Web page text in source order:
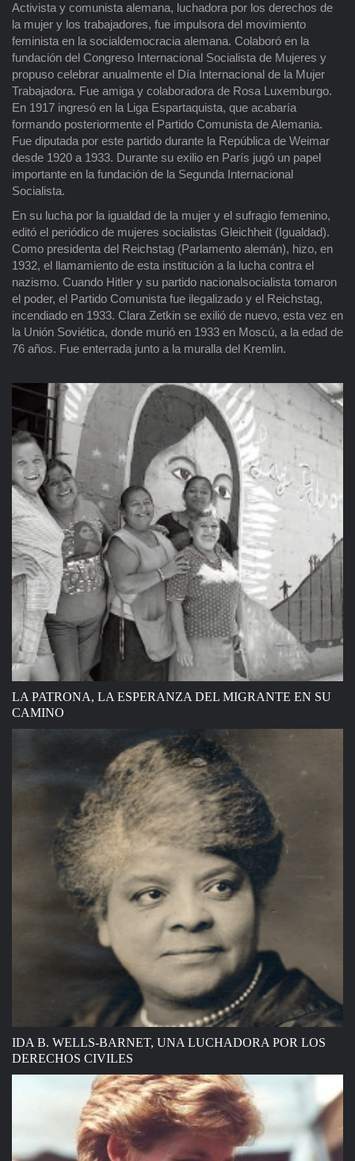
Activista y comunista alemana, luchadora por los derechos de
la mujer y los trabajadores, fue impulsora del movimiento
feminista en la socialdemocracia alemana. Colaboró en la
fundación del Congreso Internacional Socialista de Mujeres y
propuso celebrar anualmente el Día Internacional de la Mujer
Trabajadora. Fue amiga y colaboradora de Rosa Luxemburgo.
En 1917 ingresó en la Liga Espartaquista, que acabaría
formando posteriormente el Partido Comunista de Alemania.
Fue diputada por este partido durante la República de Weimar
desde 1920 a 1933. Durante su exilio en París jugó un papel
importante en la fundación de la Segunda Internacional
Socialista.
En su lucha por la igualdad de la mujer y el sufragio femenino,
editó el periódico de mujeres socialistas Gleichheit (Igualdad).
Como presidenta del Reichstag (Parlamento alemán), hizo, en
1932, el llamamiento de esta institución a la lucha contra el
nazismo. Cuando Hitler y su partido nacionalsocialista tomaron
el poder, el Partido Comunista fue ilegalizado y el Reichstag,
incendiado en 1933. Clara Zetkin se exilió de nuevo, esta vez en
la Unión Soviética, donde murió en 1933 en Moscú, a la edad de
76 años. Fue enterrada junto a la muralla del Kremlin.
LA PATRONA, LA ESPERANZA DEL MIGRANTE EN SU
CAMINO
IDA B. WELLS-BARNET, UNA LUCHADORA POR LOS
DERECHOS CIVILES